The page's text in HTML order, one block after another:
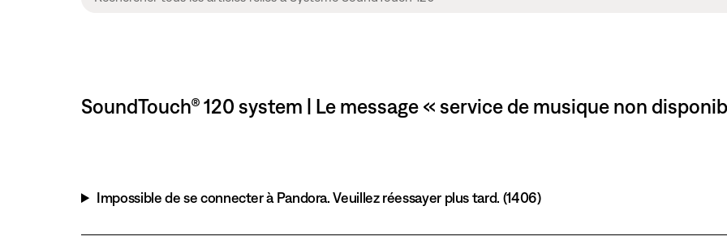
SoundTouch® 120 system | Le message « service de musique non
Impossible de se connecter à Pandora. Veuillez réessayer plus tard. (1406)